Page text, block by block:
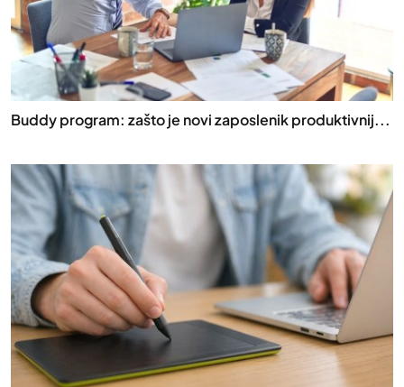
Buddy program: zašto je novi zaposlenik produktivnij...